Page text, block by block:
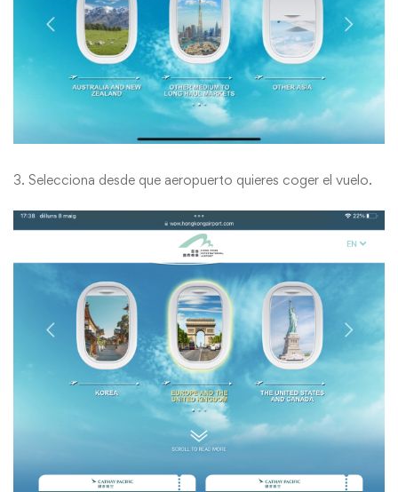
3. Selecciona desde que aeropuerto quieres coger el vuelo.